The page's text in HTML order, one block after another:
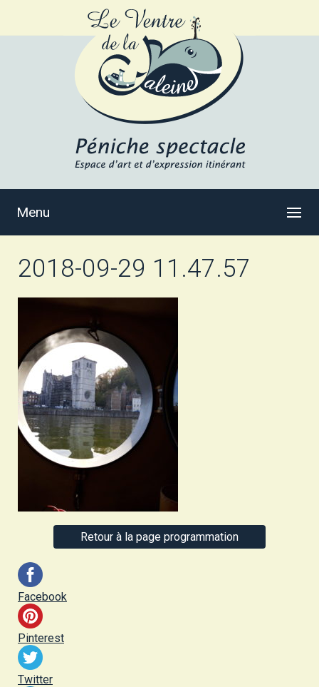
Menu
2018-09-29 11.47.57
Retour à la page programmation
Facebook
Pinterest
Twitter